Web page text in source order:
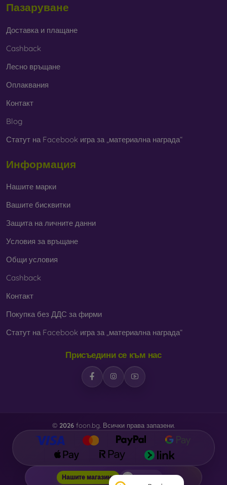
Пазаруване
Доставка и плащане
Cashback
Лесно връщане
Оплаквания
Контакт
Blog
Статут на Facebook игра за „материална награда“
Информация
Нашите марки
Вашите бисквитки
Защита на личните данни
Условия за връщане
Общи условия
Cashback
Контакт
Покупка без ДДС за фирми
Статут на Facebook игра за „материална награда“
Присъедини се към нас
© 2026 foon.bg. Всички права запазени.
Нашите магазини foon.bg